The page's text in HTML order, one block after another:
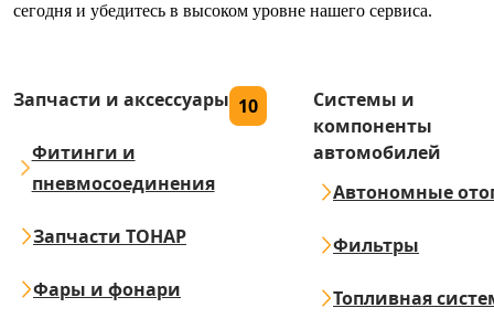
сегодня и убедитесь в высоком уровне нашего сервиса.
Запчасти и аксессуары 10
Фитинги и
пневмосоединения
Запчасти ТОНАР
Фары и фонари
Системы и
компоненты
автомобилей
Автономные
Фильтры
Топливная